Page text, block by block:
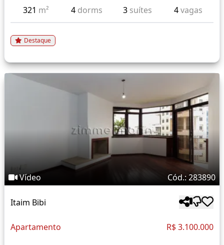
321 m² 4 dorms 3 suítes 4vagas
Destaque
Vídeo Cód.: 283890
Itaim Bibi
Apartamento R$ 3.100.000